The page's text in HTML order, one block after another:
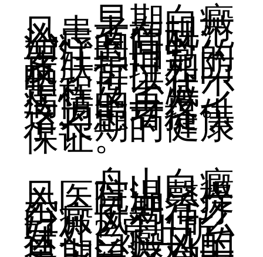
早期白癜
风患者在规范
治疗的同时，
要注意日常的
皮肤护理和防
晒，可以在一
定程度上减少
病情的再发。
这为患者提供
了长期的健康
保证。
舟山白癜
风医院温馨提
示：早期治疗
白癜风有什么
好处?综上所
述，白癜风的